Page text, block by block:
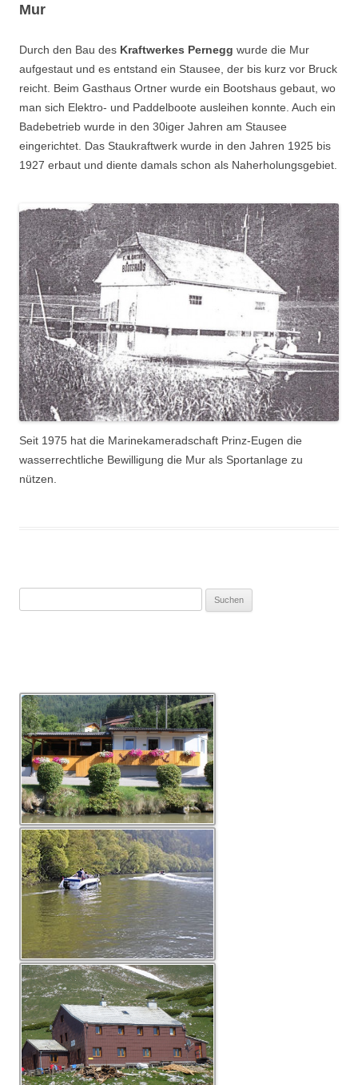
Mur
Durch den Bau des Kraftwerkes Pernegg wurde die Mur
aufgestaut und es entstand ein Stausee, der bis kurz vor Bruck
reicht. Beim Gasthaus Ortner wurde ein Bootshaus gebaut, wo
man sich Elektro- und Paddelboote ausleihen konnte. Auch ein
Badebetrieb wurde in den 30iger Jahren am Stausee
eingerichtet. Das Staukraftwerk wurde in den Jahren 1925 bis
1927 erbaut und diente damals schon als Naherholungsgebiet.
Seit 1975 hat die Marinekameradschaft Prinz-Eugen die
wasserrechtliche Bewilligung die Mur als Sportanlage zu
nützen.